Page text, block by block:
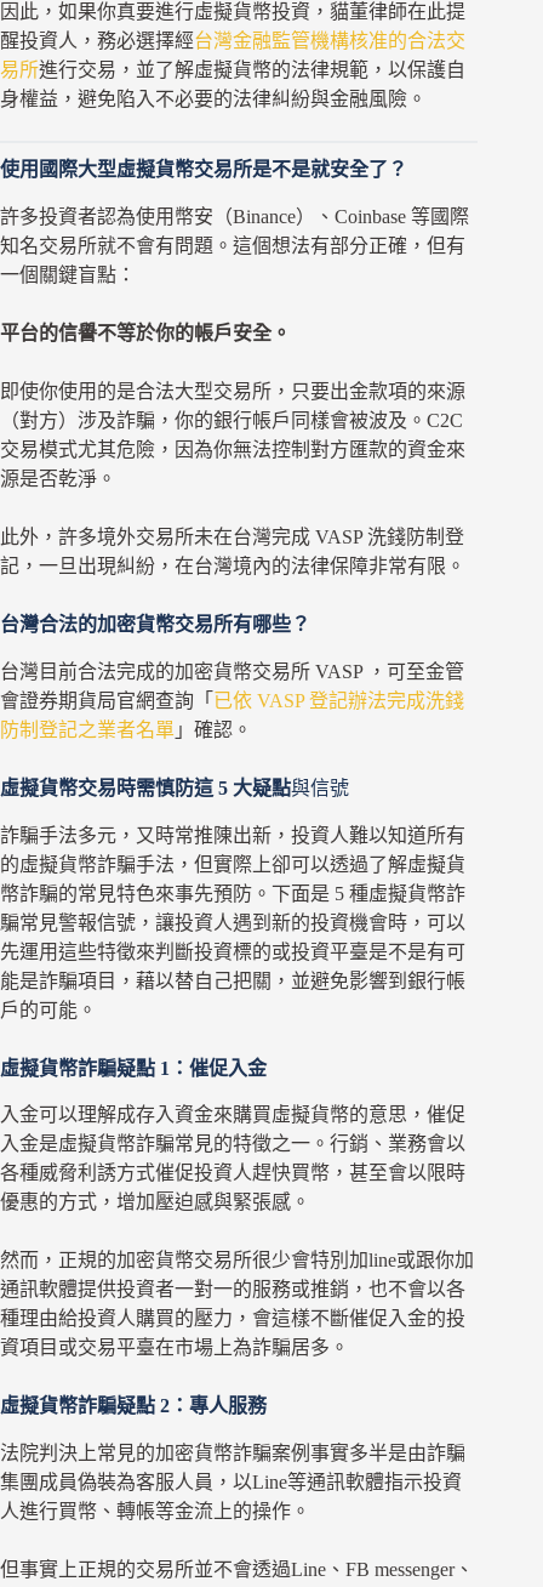
因此，如果你真要進行虛擬貨幣投資，貓董律師在此提
醒投資人，務必選擇經台灣金融監管機構核准的合法交
易所進行交易，並了解虛擬貨幣的法律規範，以保護自
身權益，避免陷入不必要的法律糾紛與金融風險。
使用國際大型虛擬貨幣交易所是不是就安全了？
許多投資者認為使用幣安（Binance）、Coinbase 等國際
知名交易所就不會有問題。這個想法有部分正確，但有
一個關鍵盲點：
平台的信譽不等於你的帳戶安全。
即使你使用的是合法大型交易所，只要出金款項的來源
（對方）涉及詐騙，你的銀行帳戶同樣會被波及。C2C
交易模式尤其危險，因為你無法控制對方匯款的資金來
源是否乾淨。
此外，許多境外交易所未在台灣完成 VASP 洗錢防制登
記，一旦出現糾紛，在台灣境內的法律保障非常有限。
台灣合法的加密貨幣交易所有哪些？
台灣目前合法完成的加密貨幣交易所 VASP ，可至金管
會證券期貨局官網查詢「 已依 VASP 登記辦法完成洗錢
防制登記之業者名單 」確認。
虛擬貨幣交易時需慎防這 5 大疑點與信號
詐騙手法多元，又時常推陳出新，投資人難以知道所有
的虛擬貨幣詐騙手法，但實際上卻可以透過了解虛擬貨
幣詐騙的常見特色來事先預防。下面是 5 種虛擬貨幣詐
騙常見警報信號，讓投資人遇到新的投資機會時，可以
先運用這些特徵來判斷投資標的或投資平臺是不是有可
能是詐騙項目，藉以替自己把關，並避免影響到銀行帳
戶的可能。
虛擬貨幣詐騙疑點 1：催促入金
入金可以理解成存入資金來購買虛擬貨幣的意思，催促
入金是虛擬貨幣詐騙常見的特徵之一。行銷、業務會以
各種威脅利誘方式催促投資人趕快買幣，甚至會以限時
優惠的方式，增加壓迫感與緊張感。
然而，正規的加密貨幣交易所很少會特別加line或跟你加
通訊軟體提供投資者一對一的服務或推銷，也不會以各
種理由給投資人購買的壓力，會這樣不斷催促入金的投
資項目或交易平臺在市場上為詐騙居多。
虛擬貨幣詐騙疑點 2：專人服務
法院判決上常見的加密貨幣詐騙案例事實多半是由詐騙
集團成員偽裝為客服人員，以Line等通訊軟體指示投資
人進行買幣、轉帳等金流上的操作。
但事實上正規的交易所並不會透過Line、FB messenger、